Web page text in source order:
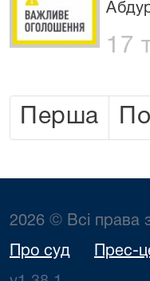
17
Перша
2026 © Всі права
Про суд Прес-